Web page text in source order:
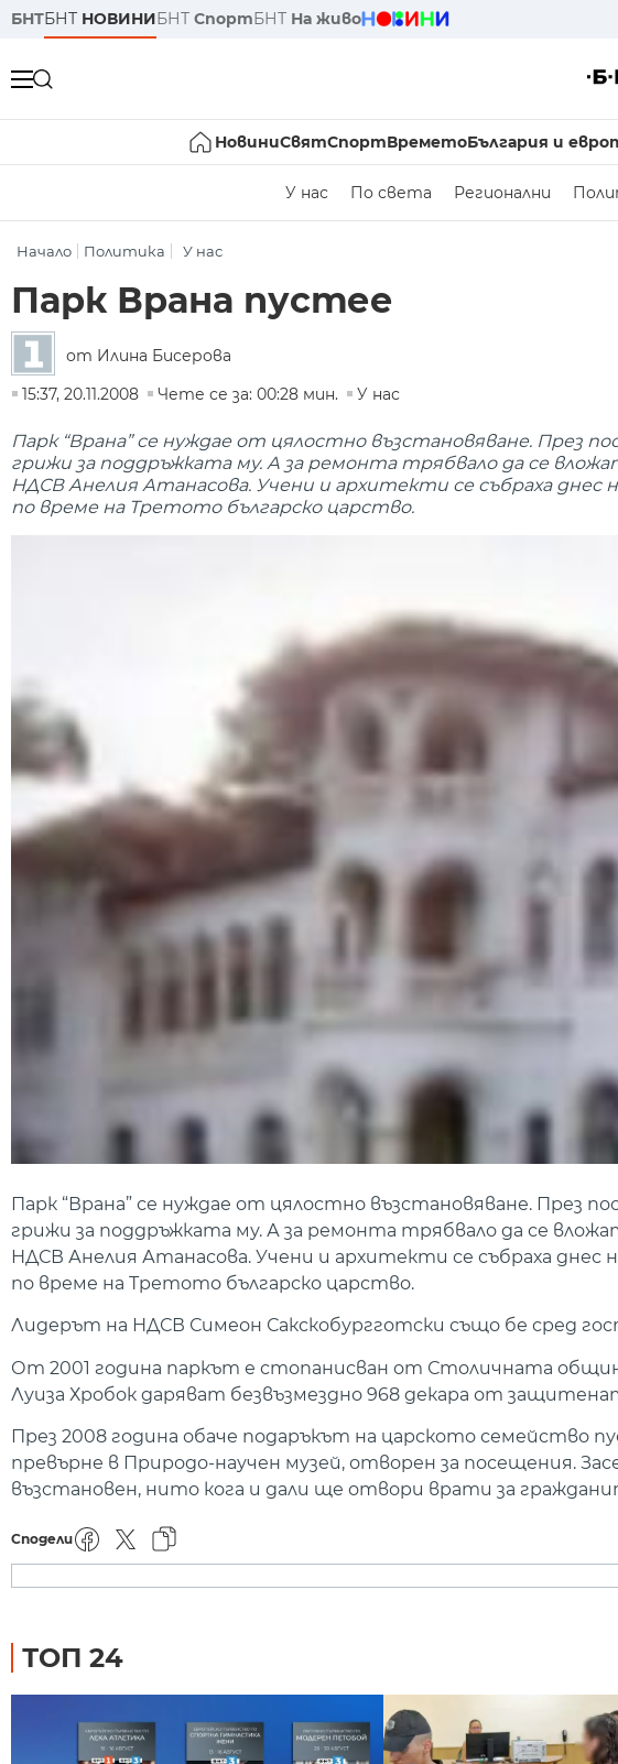
БНТБНТ НОВИНИБНТ СпортБНТ На живо
НовиниСвятСпортВреметоБългария и
У нас По света Регионални
Начало Политика У нас
Парк Врана пустее
от Илина Бисерова
15:37, 20.11.2008
Чете се за: 00:28 мин. У нас
Парк “Врана” се нуждае от цялостно възстановяване. През
грижи за поддръжката му. А за ремонта трябвало да се
НДСВ Анелия Атанасова. Учени и архитекти се събраха
по време на Третото българско царство.
Парк “Врана” се нуждае от цялостно възстановяване. През
грижи за поддръжката му. А за ремонта трябвало да се
НДСВ Анелия Атанасова. Учени и архитекти се събраха
по време на Третото българско царство.
Лидерът на НДСВ Симеон Сакскобургготски също бе сред
От 2001 година паркът е стопанисван от Столичната
Луиза Хробок даряват безвъзмездно 968 декара от
През 2008 година обаче подаръкът на царското семейство
превърне в Природо-научен музей, отворен за посещения.
възстановен, нито кога и дали ще отвори врати за
Сподели
ТОП 24